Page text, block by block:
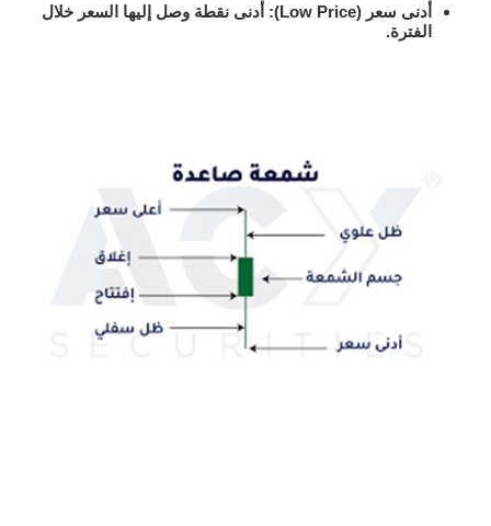
أدنى سعر
(Low Price): أدنى نقطة وصل إليها السعر خلال
الفترة.